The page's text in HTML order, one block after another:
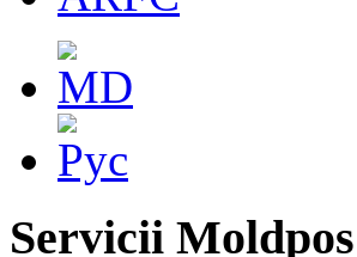
Servicii Moldpos